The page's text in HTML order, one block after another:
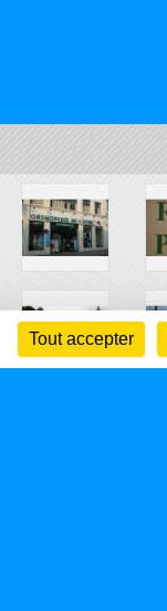
Tout accepter